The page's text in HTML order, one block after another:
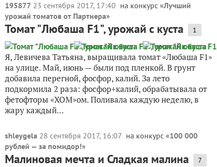
195877 23 сентября 2017, 17:40 на конкурс «Лучший
урожай томатов от Партнера»
Томат "Любаша F1", урожай с куста 1
Я, Левичева Татьяна, выращивала томат «Любаша F1»
на улице. Май, июнь — были под пленкой. В грунт
добавила перегной, фосфор, калий. За лето
подкормила 2 раза: фосфор+калий, обрабатывала от
фетофторы «ХОМ»ом. Поливала каждую неделю, в
жару каждый...
shleygela 28 сентября 2017, 16:07 на конкурс «100 000
рублей — за помидор!»
Малиновая мечта и Сладкая малина 7